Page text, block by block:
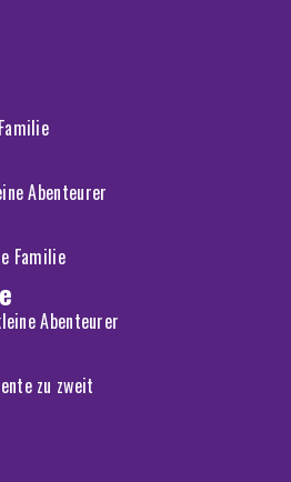
Abenteurer
Familie
Abenteurer
zu zweit